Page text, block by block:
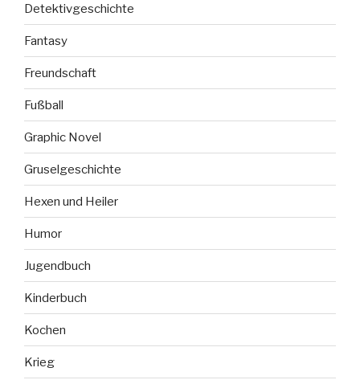
Detektivgeschichte
Fantasy
Freundschaft
Fußball
Graphic Novel
Gruselgeschichte
Hexen und Heiler
Humor
Jugendbuch
Kinderbuch
Kochen
Krieg